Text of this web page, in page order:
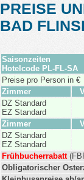
PREISE
BAD
Saisonzeiten
Hotelcode PL-FL-SA
Preise pro Person in €
Zimmer
DZ Standard
EZ Standard
Zimmer
DZ Standard
EZ Standard
Frühbucherrabatt
Obligatorischer